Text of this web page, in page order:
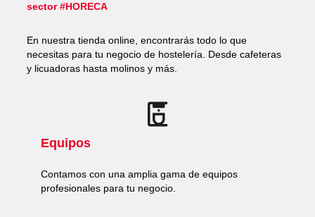
sector #HORECA
En nuestra tienda online, encontrarás todo lo que
necesitas para tu negocio de hostelería. Desde cafeteras
y licuadoras hasta molinos y más.
Equipos
Contamos con una amplia gama de equipos
profesionales para tu negocio.